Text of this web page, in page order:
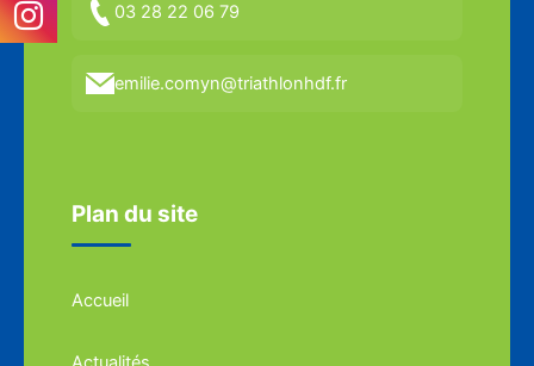
03 28 22 06 79
emilie.comyn@triathlonhdf.fr
Plan du site
Accueil